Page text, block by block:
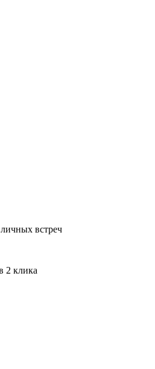
встреч
2 клика